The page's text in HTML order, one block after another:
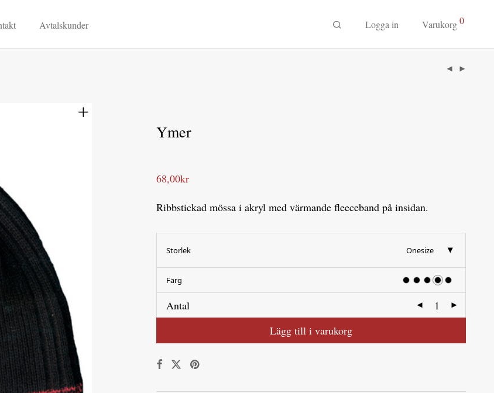
Avtalskunder Logga in Varukorg0
Ymer
68,00kr
Ribbstickad mössa i akryl med värmande fleeceband på insidan.
Storlek Onesize
Färg
Antal
Lägg till i varukorg